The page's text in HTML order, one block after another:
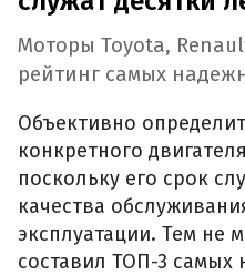
Моторы Toyota,
рейтинг самых
Объективно
конкретного
поскольку его срок
качества
эксплуатации. Тем не
составил ТОП-3